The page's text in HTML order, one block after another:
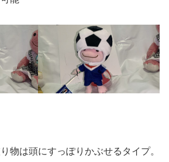
物は頭にすっぽりかぶせるタイプ。